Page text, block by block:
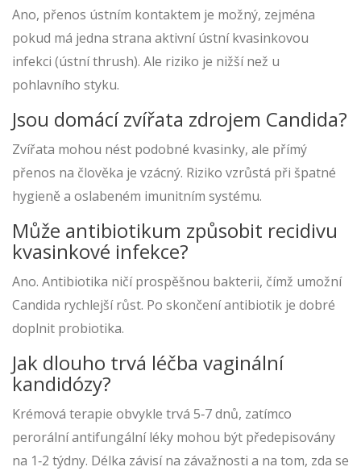
Ano, přenos ústním kontaktem je možný, zejména
pokud má jedna strana aktivní ústní kvasinkovou
infekci (ústní thrush). Ale riziko je nižší než u
pohlavního styku.
Jsou domácí zvířata zdrojem Candida?
Zvířata mohou nést podobné kvasinky, ale přímý
přenos na člověka je vzácný. Riziko vzrůstá při špatné
hygieně a oslabeném imunitním systému.
Může antibiotikum způsobit recidivu
kvasinkové infekce?
Ano. Antibiotika ničí prospěšnou bakterii, čímž umožní
Candida rychlejší růst. Po skončení antibiotik je dobré
doplnit probiotika.
Jak dlouho trvá léčba vaginální
kandidózy?
Krémová terapie obvykle trvá 5‑7 dnů, zatímco
perorální antifungální léky mohou být předepisovány
na 1‑2 týdny. Délka závisí na závažnosti a na tom, zda se